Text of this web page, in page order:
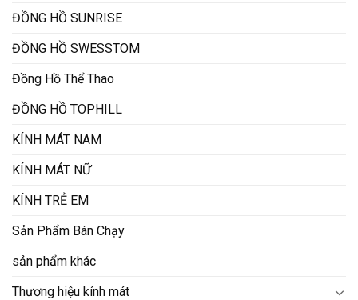
ĐỒNG HỒ SUNRISE
ĐỒNG HỒ SWESSTOM
Đồng Hồ Thể Thao
ĐỒNG HỒ TOPHILL
KÍNH MÁT NAM
KÍNH MÁT NỮ
KÍNH TRẺ EM
Sản Phẩm Bán Chạy
sản phẩm khác
Thương hiệu kính mát